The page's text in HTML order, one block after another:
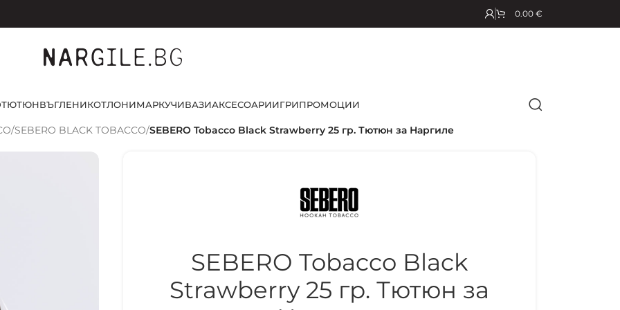
0.00 €
ТЮТЮНВЪГЛЕНИКОТЛОНИМАРКУЧИВАЗИАКСЕСОАРИИГРИПРОМОЦИИ
/SEBERO BLACK TOBACCO/SEBERO Tobacco Black Strawberry 25 гр. Тютюн за Наргиле
SEBERO Tobacco Black
Strawberry 25 гр. Тютюн за